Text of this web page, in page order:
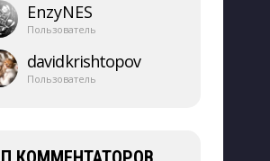
EnzyNES
Пользователь
davidkrishtopov
Пользователь